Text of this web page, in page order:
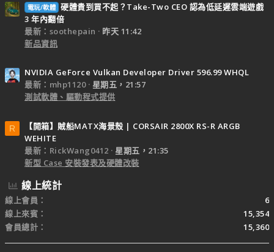
電玩/軟體 硬體貴到買不起？Take-Two CEO 認為低延遲雲端遊戲
3 年內翻倍
最新：soothepain
昨天 11:42
新品資訊
NVIDIA GeForce Vulkan Developer Driver 596.99 WHQL
最新：mhp1120
星期五，21:57
測試軟體、驅動程式提供
R
【開箱】賊船MATX海景殼 | CORSAIR 2800X RS-R ARGB
WEHITE
最新：RickWang0412
星期五，21:35
新型 Case 安裝發表及硬體改裝
線上統計
線上會員
6
線上來賓
15,354
會員總計
15,360